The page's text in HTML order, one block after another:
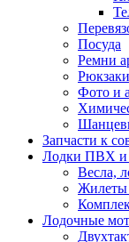
Посуда
Ремни
Фото и
Запчасти к
Лодки ПВХ и
Весла,
Жилеты
Лодочные